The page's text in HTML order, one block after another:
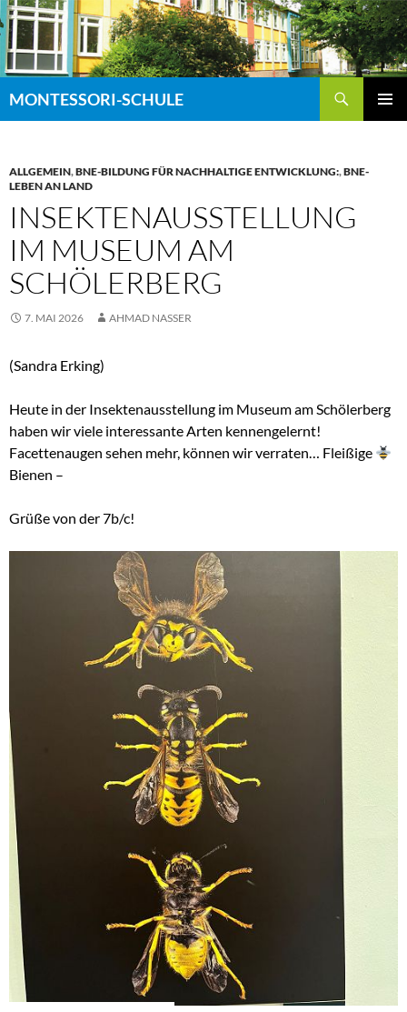
Zum
Inhalt
springen
MONTESSORI-SCHULE
ALLGEMEIN,BNE-BILDUNG FÜR NACHHALTIGE ENTWICKLUNG:,BNE-
LEBEN AN LAND
INSEKTENAUSSTELLUNG
IM MUSEUM AM
SCHÖLERBERG
7. MAI 2026 AHMAD NASSER
(Sandra Erking)
Heute in der Insektenausstellung im Museum am Schölerberg
haben wir viele interessante Arten kennengelernt!
Facettenaugen sehen mehr, können wir verraten… Fleißige
Bienen –
Grüße von der 7b/c!